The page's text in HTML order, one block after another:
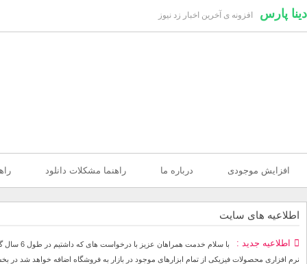
دینا پارس افزونه ی آخرین اخبار زد نیوز
افزایش موجودی درباره ما راهنما مشکلات دانلود
اطلاعیه های سایت
اطلاعیه جدید
با
نرم افزاری محصولات فیزیکی از تمام ابزارهای موجود در بازار به فروشگاه اضافه خواهد شد در